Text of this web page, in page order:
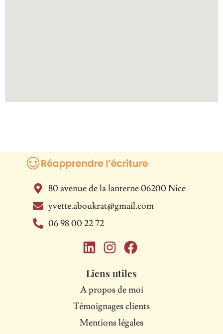
80 avenue de la lanterne 06200 Nice
yvette.aboukrat@gmail.com
06 98 00 22 72
L
i
n
k
e
d
i
I
n
s
t
a
g
r
F
a
c
e
b
o
o
Liens utiles
A propos de moi
Témoignages clients
Mentions légales